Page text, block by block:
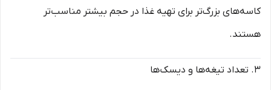
کاسه‌های بزرگ‌تر برای تهیه غذا در حجم بیشتر مناسب‌تر
هستند.
۳. تعداد تیغه‌ها و دیسک‌ها